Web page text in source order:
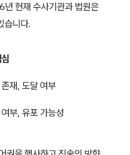
현재 수사기관과 법원은
습니다.
재, 도달 여부
부, 유포 가능성